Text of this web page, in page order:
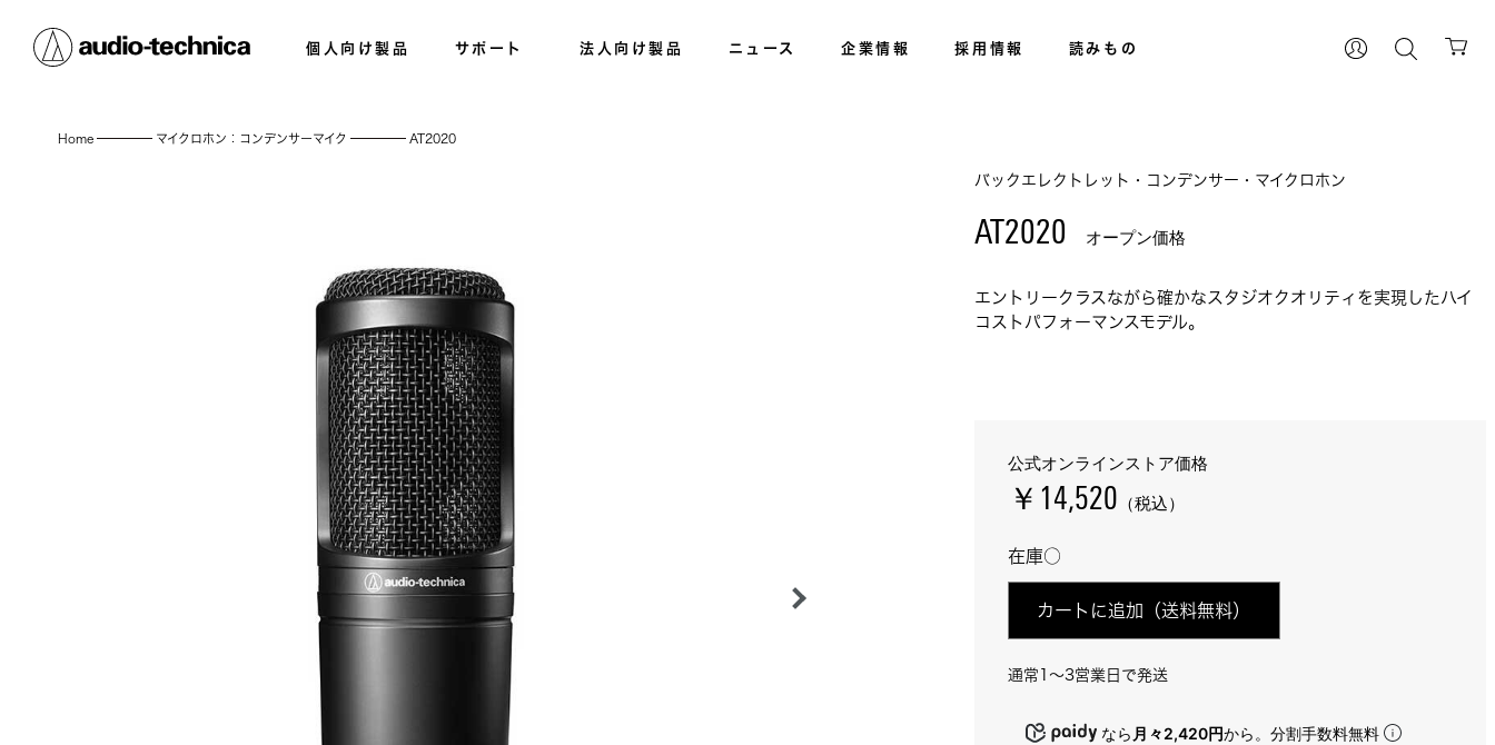
個人向け製品 サポート 法人向け製品 ニュース 企業情報 採用情報 読みもの
Home マイクロホン：コンデンサーマイク AT2020
バックエレクトレット・コンデンサー・マイクロホン
AT2020 オープン価格
エントリークラスながら確かなスタジオクオリティを実現したハイ
コストパフォーマンスモデル。
公式オンラインストア価格
￥14,520 （税込）
在庫○
カートに追加 （送料無料）
通常1～3営業日で発送
なら 月々2,420円から。分割手数料無料